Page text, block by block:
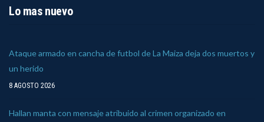
Lo mas nuevo
Ataque armado en cancha de futbol de La Maiza deja dos muertos y
un herido
8 AGOSTO 2026
Hallan manta con mensaje atribuido al crimen organizado en